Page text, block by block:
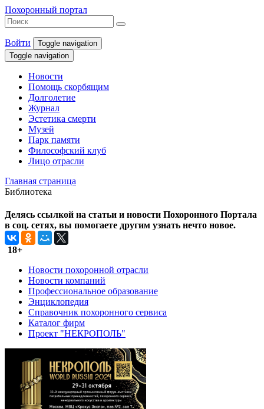
Похоронный портал
Войти
Toggle navigation
Toggle navigation
Новости
Помощь скорбящим
Долголетие
Журнал
Эстетика смерти
Музей
Парк памяти
Философский клуб
Лицо отрасли
Главная страница
Библиотека
Делясь ссылкой на статьи и новости Похоронного Портала
в соц. сетях, вы помогаете другим узнать нечто новое.
18+
Новости похоронной отрасли
Новости компаний
Профессиональное образование
Энциклопедия
Справочник похоронного сервиса
Каталог фирм
Проект "НЕКРОПОЛЬ"